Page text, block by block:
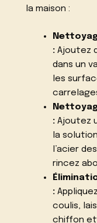
la maison :
:Ajoutez
dans un
les
:Ajoutez
la
l’acier
rincez
:
coulis,
chiffon et